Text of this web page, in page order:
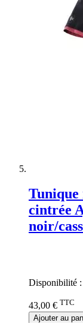
Tunique
cintrée
noir/
Disponibilité :
43,00 € TTC
Ajouter au